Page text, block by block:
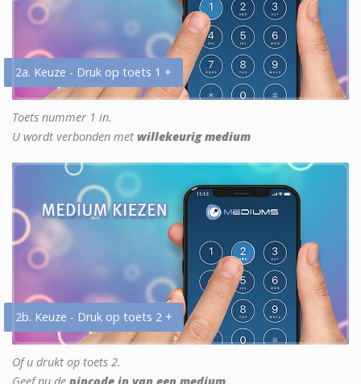
2a. Keuze - Druk op toets 1 +
Toets nummer 1 in.
U wordt verbonden met willekeurig medium
2b. Keuze - Druk op toets 2 +
Of u drukt op toets 2.